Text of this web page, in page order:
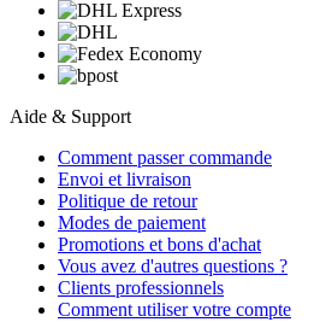
Aide & Support
Comment passer commande
Envoi et livraison
Politique de retour
Modes de paiement
Promotions et bons d'achat
Vous avez d'autres questions ?
Clients professionnels
Comment utiliser votre compte